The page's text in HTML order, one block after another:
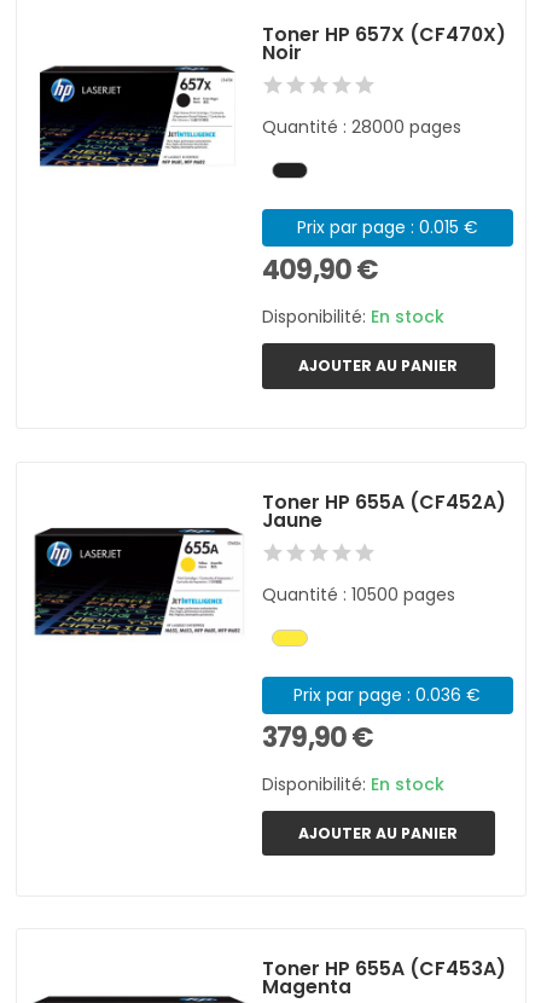
Toner HP 657X (CF470X)
Noir
Quantité : 28000 pages
Prix par page : 0.015 €
409,90 €
Disponibilité: En stock
AJOUTER AU PANIER
Toner HP 655A (CF452A)
Jaune
Quantité : 10500 pages
Prix par page : 0.036 €
379,90 €
Disponibilité: En stock
AJOUTER AU PANIER
Toner HP 655A (CF453A)
Magenta